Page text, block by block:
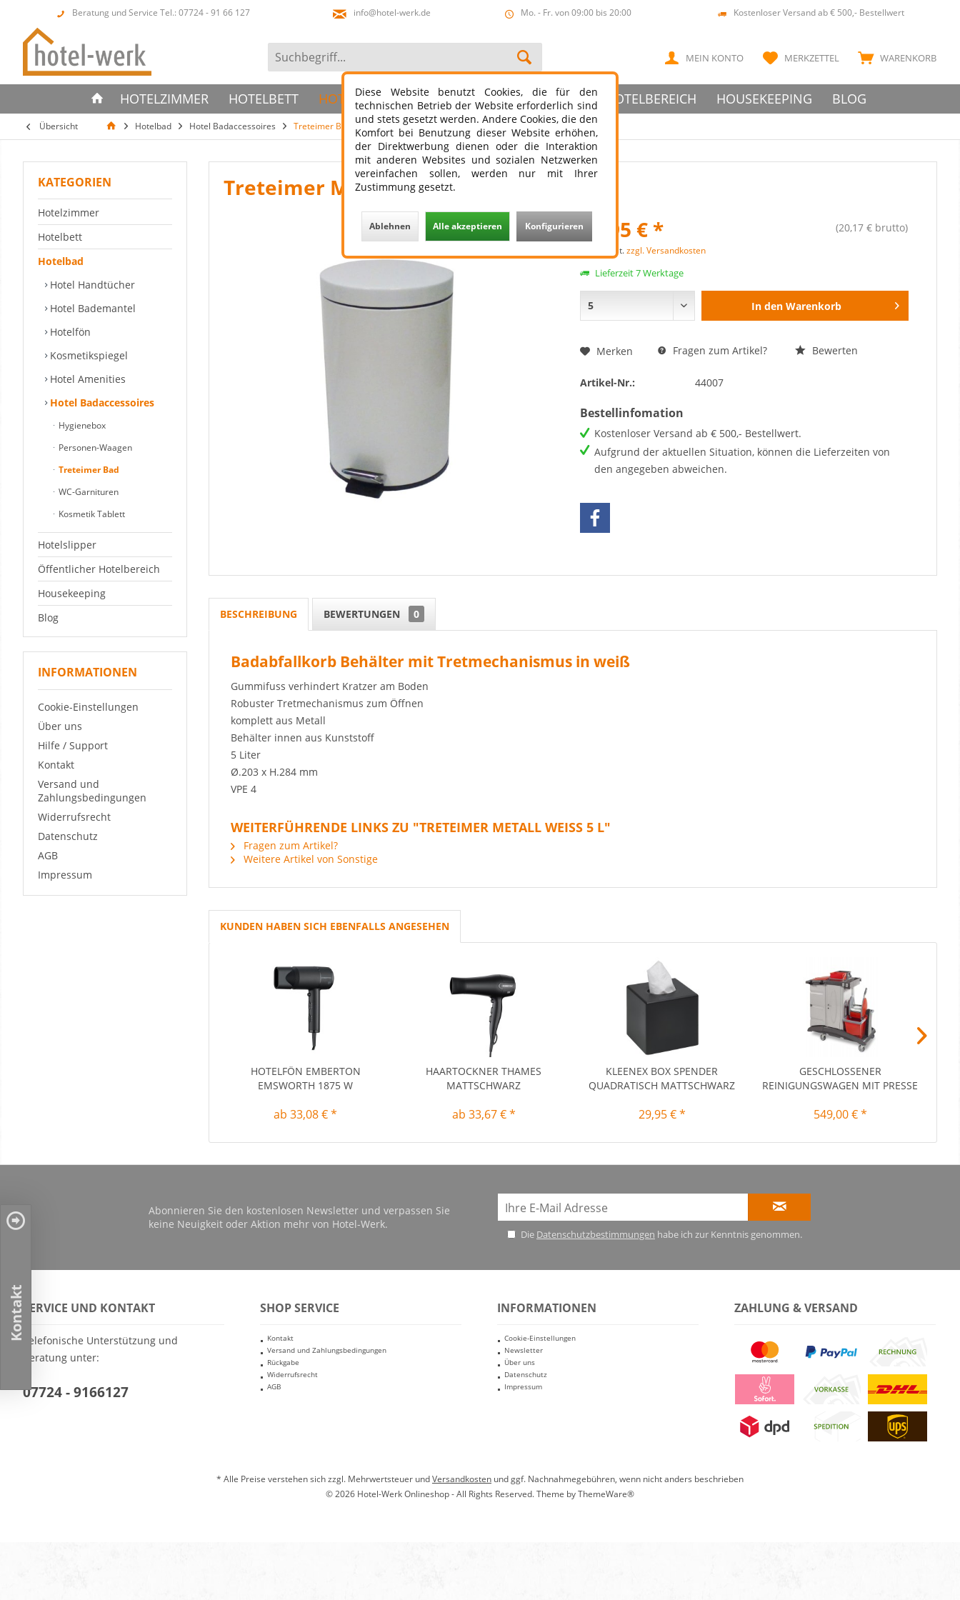
Beratung und Service Tel.: 07724 - 91 66 127 info@hotel-werk.de Mo. - Fr. von 09:00 bis 20:00 Kostenloser Versand ab € 500,- Bestellwert
WARENKORB
MERKZETTEL
MEIN KONTO
HOTELZIMMER HOTELBETT HOTELBAD HOTELSLIPPER ÖFFENTLICHER HOTELBEREICH HOUSEKEEPING BLOG
Übersicht Hotelbad Hotel Badaccessoires Treteimer Bad
KATEGORIEN
Hotelzimmer
Hotelbett
Hotelbad
Hotel Handtücher
Hotel Bademantel
Hotelfön
Kosmetikspiegel
Hotel Amenities
Hotel Badaccessoires
Hygienebox
Personen-Waagen
Treteimer Bad
WC-Garnituren
Kosmetik Tablett
Hotelslipper
Öffentlicher Hotelbereich
Housekeeping
Blog
INFORMATIONEN
Cookie-Einstellungen
Über uns
Hilfe / Support
Kontakt
Versand und
Zahlungsbedingungen
Widerrufsrecht
Datenschutz
AGB
Impressum
Treteimer Metall weiß 5 L
16,95 € *
(20,17 € brutto)
zzgl. MwSt.zzgl. Versandkosten
Lieferzeit 7 Werktage
In den Warenkorb
Merken Fragen zum Artikel? Bewerten
Artikel-Nr.: 44007
Bestellinfomation
Kostenloser Versand ab € 500,- Bestellwert.
Aufgrund der aktuellen Situation, können die Lieferzeiten von
den angegeben abweichen.
BESCHREIBUNG BEWERTUNGEN 0
Badabfallkorb Behälter mit Tretmechanismus in weiß
Gummifuss verhindert Kratzer am Boden
Robuster Tretmechanismus zum Öffnen
komplett aus Metall
Behälter innen aus Kunststoff
5 Liter
Ø.203 x H.284 mm
VPE 4
WEITERFÜHRENDE LINKS ZU "TRETEIMER METALL WEISS 5 L"
Fragen zum Artikel?
Weitere Artikel von Sonstige
KUNDEN HABEN SICH EBENFALLS ANGESEHEN
HOTELFÖN EMBERTON
EMSWORTH 1875 W
ab 33,08 € *
HAARTOCKNER THAMES
MATTSCHWARZ
ab 33,67 € *
KLEENEX BOX SPENDER
QUADRATISCH MATTSCHWARZ
29,95 € *
GESCHLOSSENER
REINIGUNGSWAGEN MIT PRESSE
549,00 € *
Abonnieren Sie den kostenlosen Newsletter und verpassen Sie
keine Neuigkeit oder Aktion mehr von Hotel-Werk.
Die Datenschutzbestimmungen habe ich zur Kenntnis genommen.
SERVICE UND KONTAKT
Telefonische Unterstützung und
Beratung unter:
07724 - 9166127
SHOP SERVICE
Kontakt
Versand und Zahlungsbedingungen
Rückgabe
Widerrufsrecht
AGB
INFORMATIONEN
Cookie-Einstellungen
Newsletter
Über uns
Datenschutz
Impressum
ZAHLUNG & VERSAND
* Alle Preise verstehen sich zzgl. Mehrwertsteuer undVersandkosten und ggf. Nachnahmegebühren, wenn nicht anders beschrieben
© 2026 Hotel-Werk Onlineshop - All Rights Reserved. Theme byThemeWare®
Kontakt
Diese Website benutzt Cookies, die für den
technischen Betrieb der Website erforderlich sind
und stets gesetzt werden. Andere Cookies, die den
Komfort bei Benutzung dieser Website erhöhen,
der Direktwerbung dienen oder die Interaktion
mit anderen Websites und sozialen Netzwerken
vereinfachen sollen, werden nur mit Ihrer
Zustimmung gesetzt.
Ablehnen Alle akzeptieren Konfigurieren